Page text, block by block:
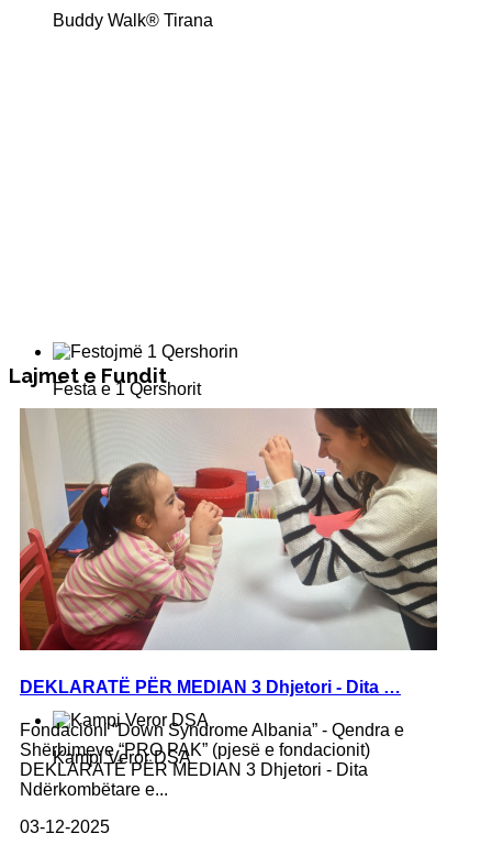
Buddy Walk® Tirana
Festa e 1 Qershorit
Kampi Veror DSA
Lajmet e Fundit
DEKLARATË PËR MEDIAN 3 Dhjetori - Dita …
Fondacioni “Down Syndrome Albania” - Qendra e
Shërbimeve “PRO PAK” (pjesë e fondacionit)
DEKLARATË PËR MEDIAN 3 Dhjetori - Dita
Ndërkombëtare e...
03-12-2025